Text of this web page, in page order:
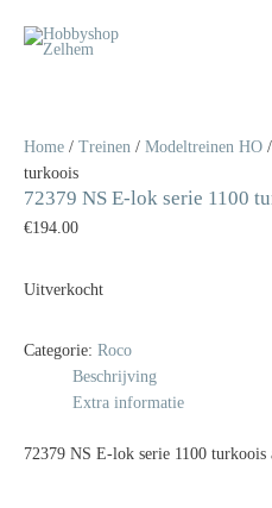
naar
Home / Treinen / Modeltreinen HO /
turkoois
72379 NS E-lok serie 1100
€194.00
Uitverkocht
Categorie: Roco
Beschrijving
Extra informatie
72379 NS E-lok serie 1100 turkoois